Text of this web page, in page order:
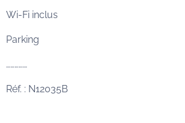
Wi-Fi inclus
Parking
……………
Réf. : N12035B